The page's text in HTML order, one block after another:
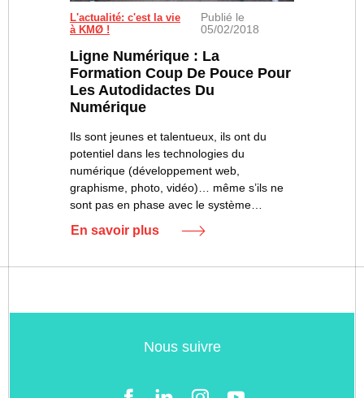
Les apprenants de la promotion 2017-2018.
L'actualité: c'est la vie
à KMØ !
Publié le
05/02/2018
Ligne Numérique : La
Formation Coup De Pouce Pour
Les Autodidactes Du
Numérique
Ils sont jeunes et talentueux, ils ont du
potentiel dans les technologies du
numérique (développement web,
graphisme, photo, vidéo)… même s’ils ne
sont pas en phase avec le système…
En savoir plus
Nous suivre